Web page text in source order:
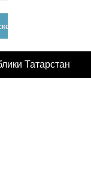
звезды
Татарстан